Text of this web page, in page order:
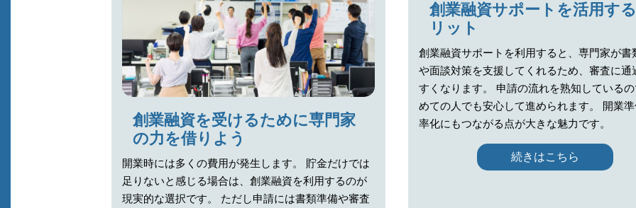
創業融資を受けるために専門家
の力を借りよう
開業時には多くの費用が発生します。 貯金だけでは
足りないと感じる場合は、創業融資を利用するのが
現実的な選択です。 ただし申請には書類準備や審査
創業融資サポートを活用す
リット
創業融資サポートを利用すると、専門家が書
や面談対策を支援してくれるため、審査に通
すくなります。 申請の流れを熟知している
めての人でも安心して進められます。 開業
率化にもつながる点が大きな魅力です。
続きはこちら